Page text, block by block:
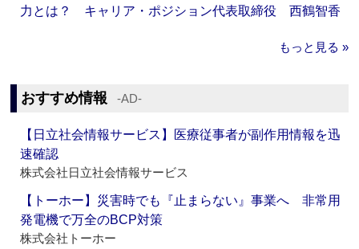
力とは？ キャリア・ポジション代表取締役 西鶴智香
もっと見る »
おすすめ情報 ‐AD‐
【日立社会情報サービス】医療従事者が副作用情報を迅
速確認
株式会社日立社会情報サービス
【トーホー】災害時でも『止まらない』事業へ 非常用
発電機で万全のBCP対策
株式会社トーホー